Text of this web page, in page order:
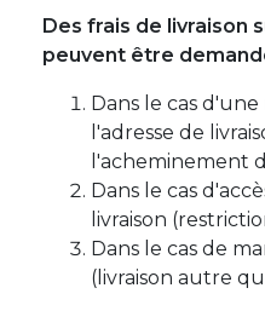
Des frais de livraison
peuvent être
Dans le cas
l'adresse de
l'acheminement
Dans le cas
livraison
Dans le cas de
(livraison autre